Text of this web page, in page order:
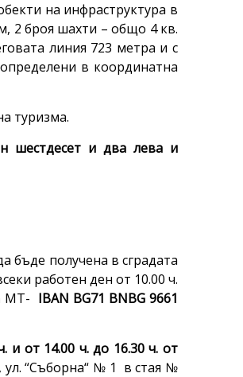
на инфраструктура в
2 броя шахти – общо 4 кв.
линия 723 метра и с
в координатна
туризма.
шестдесет и два лева и
бъде получена в сградата
работен ден от 10.00 ч.
МТ- IBAN BG71 BNBG 9661
и от 14.00 ч. до 16.30 ч. от
“Съборна“ № 1 в стая №